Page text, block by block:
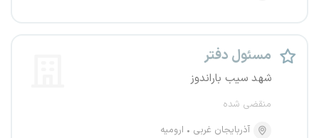
مسئول دفتر
شهد سیب باراندوز
منقضی شده
آذربایجان غربی
ارومیه